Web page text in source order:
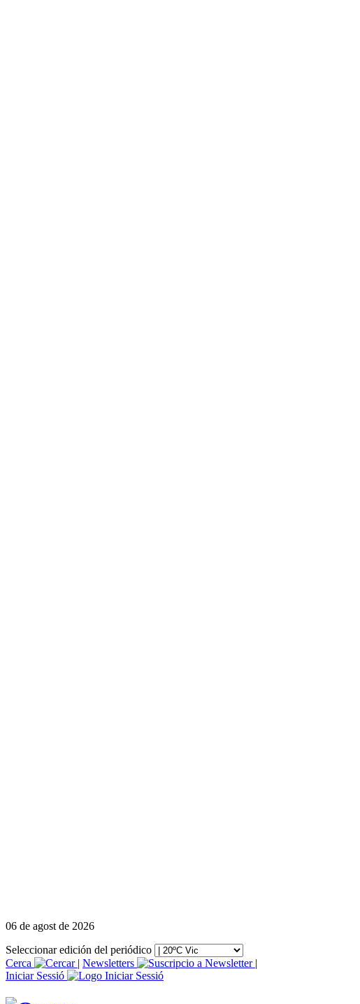
06 de agost de 2026
Seleccionar edición del periódico
Cerca
| Newsletters
|
Iniciar Sessió